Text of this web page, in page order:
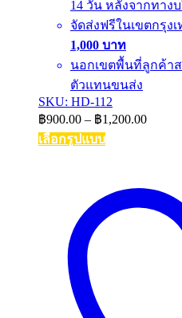
14 วัน หลังจากทาง
จัดส่งฟรีในเขตกรุ
1,000 บาท
นอกเขตพื้นที่ลูกค้า
ตัวแทนขนส่ง
SKU: HD-112
฿900.00 – ฿1,200.00Price
เลือกรูปแบบ
options
chosen